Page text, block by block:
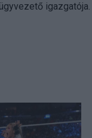
igazgatója.